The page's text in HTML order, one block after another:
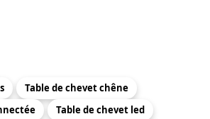
Table de chevet chêne
Table de chevet led